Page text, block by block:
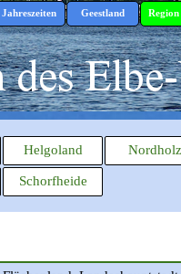
▼
Jahreszeiten ▼
Geestland ▼
Region
Helgoland Nordholz
Schorfheide